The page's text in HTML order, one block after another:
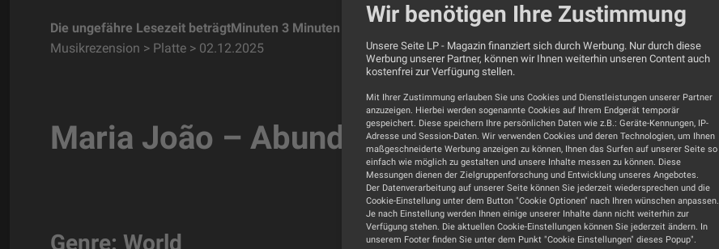
Die ungefähre Lesezeit beträgtMinuten 3 Minuten
Musikrezension > Platte > 02.12.2025
Maria João – Abundância
Genre: World
Wir benötigen Ihre Zustimmung
Unsere Seite LP - Magazin finanziert sich durch Werbung. Nur durch diese
Werbung unserer Partner, können wir Ihnen weiterhin unseren Content auch
kostenfrei zur Verfügung stellen.
Mit Ihrer Zustimmung erlauben Sie uns Cookies und Dienstleistungen unserer Partner
anzuzeigen. Hierbei werden sogenannte Cookies auf Ihrem Endgerät temporär
gespeichert. Diese speichern Ihre persönlichen Daten wie z.B.: Geräte-Kennungen, IP-
Adresse und Session-Daten. Wir verwenden Cookies und deren Technologien, um Ihnen
maßgeschneiderte Werbung anzeigen zu können, Ihnen das Surfen auf unserer Seite so
einfach wie möglich zu gestalten und unsere Inhalte messen zu können. Diese
Messungen dienen der Zielgruppenforschung und Entwicklung unseres Angebotes.
Der Datenverarbeitung auf unserer Seite können Sie jederzeit wiedersprechen und die
Cookie-Einstellung unter dem Button "Cookie Optionen" nach Ihren wünschen anpassen.
Je nach Einstellung werden Ihnen einige unserer Inhalte dann nicht weiterhin zur
Verfügung stehen. Die aktuellen Cookie-Einstellungen können Sie jederzeit ändern. In
unserem Footer finden Sie unter dem Punkt "Cookie Einstellungen" dieses Popup".